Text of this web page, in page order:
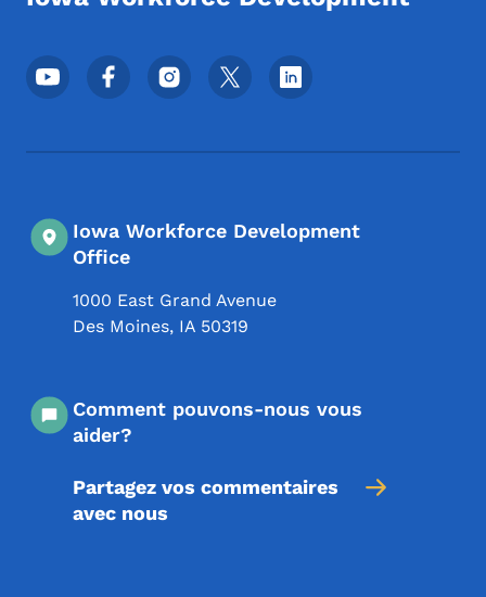
Menu des réseaux sociaux du pied de
Iowa Workforce Development
Office
1000 East Grand Avenue
Des Moines, IA 50319
Comment pouvons-nous vous
aider?
Partagez vos commentaires
avec nous